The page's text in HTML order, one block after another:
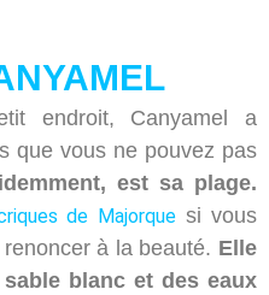
endroit, Canyamel a
que vous ne pouvez pas
est sa plage.
de Majorquesi vous
à la beauté. Elle
blanc et des eaux